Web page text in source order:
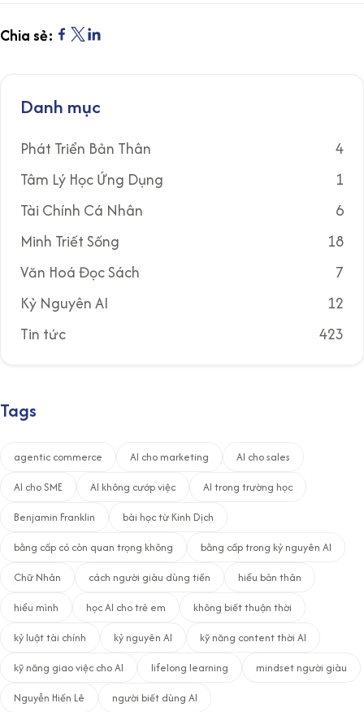
Chia sẻ:
Danh mục
Phát Triển Bản Thân
4
Tâm Lý Học Ứng Dụng
1
Tài Chính Cá Nhân
6
Minh Triết Sống
18
Văn Hoá Đọc Sách
7
Kỷ Nguyên AI
12
Tin tức
423
Tags
agentic commerce AI cho marketing
AI cho sales
AI cho SME
AI không cướp việc
AI trong trường học
Benjamin Franklin
bài học từ Kinh Dịch
bằng cấp có còn quan trọng không
bằng cấp trong kỷ nguyên AI
Chữ Nhân
cách người giàu dùng tiền
hiểu bản thân
hiểu mình
học AI cho trẻ em
không biết thuận thời
kỷ luật tài chính
kỷ nguyên AI
kỹ năng content thời AI
kỹ năng giao việc cho AI
lifelong learning
mindset người giàu
Nguyễn Hiến Lê
người biết dùng AI